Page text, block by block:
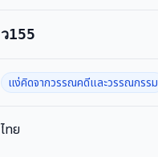
ว155
แง่คิดจากวรรณคดีและวรรณกรรม
ไทย